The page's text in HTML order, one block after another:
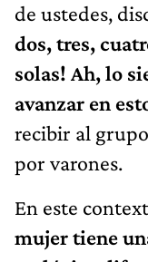
de ustedes,
dos, tres,
solas! Ah, lo
avanzar en
recibir al
por varones.
En este
mujer tiene